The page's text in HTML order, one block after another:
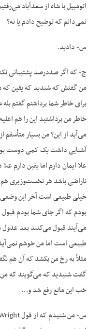
اتومبیل با شاه از سعدآباد
نمی‌دانم که توضیح دادم یا نه؟
س- دادید.
ج- که اگر صددرصد پشتیبانی
من گفتش که شندید که یقین
برای خاطر شما برداشتم گفتم
خاطر من برداشتید این را هم
می‌آید از این؟ من بسیار متأسفم
آشنایی داشت یک کمی دوست
علا ایمان دارم اما یقین دارم
ناراضی باشد هر نخست‌وزیری هم
خیلی طبیعی است آخر این
بودم که اگر جای شما بودم
می‌آیند قبول می‌کنند بعد
طبیعی است اما من خوشم
مثلاً به رخ من بکشد که آن هم
گفت شنیدید که می‌گویند که من
خب این مانع رفع شد و…